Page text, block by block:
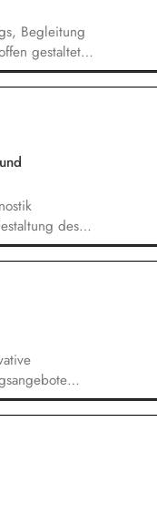
Begleitung
gestalteten
und
mit den
des
der
den
und
Planung
mit